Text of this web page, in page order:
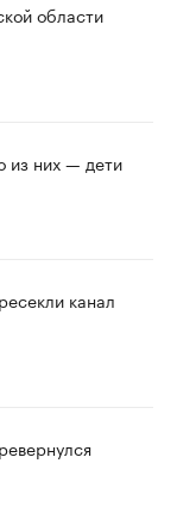
области
из них — дети
канал